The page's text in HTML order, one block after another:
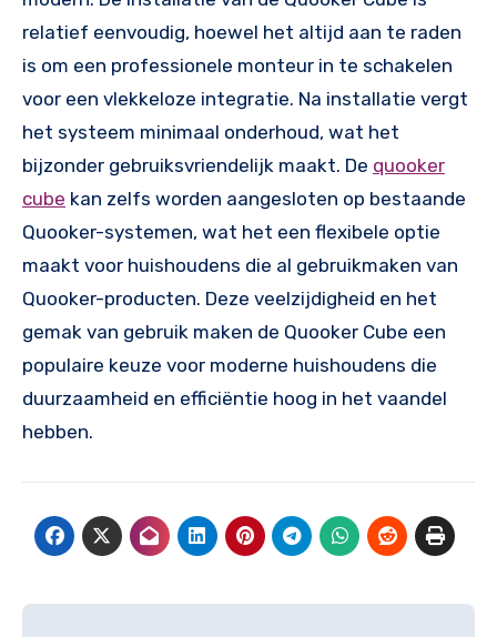
relatief eenvoudig, hoewel het altijd aan te raden
is om een professionele monteur in te schakelen
voor een vlekkeloze integratie. Na installatie vergt
het systeem minimaal onderhoud, wat het
bijzonder gebruiksvriendelijk maakt. De quooker
cube kan zelfs worden aangesloten op bestaande
Quooker-systemen, wat het een flexibele optie
maakt voor huishoudens die al gebruikmaken van
Quooker-producten. Deze veelzijdigheid en het
gemak van gebruik maken de Quooker Cube een
populaire keuze voor moderne huishoudens die
duurzaamheid en efficiëntie hoog in het vaandel
hebben.